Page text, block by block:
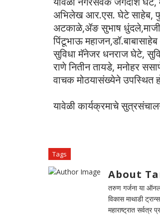
अभिलेख आर.एस. घेटे साहेब,
अटकाळे,ॲङ सुभाष धुंदले,माजी
पिंटूभाऊ
सुविधा मॅनेजर धनराज घेटे,
राणे नितीन तायडे, मनोहर
वाचक मोठयासंख्येने उपस्थित
यावेळी कार्यक्रमाचे
Tags
About
तरुण गर्जना या
विकास माथाडी
महाराष्ट्रात